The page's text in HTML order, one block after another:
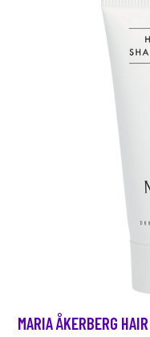
MARIA ÅKERBERG